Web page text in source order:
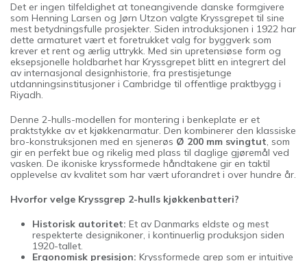
Det er ingen tilfeldighet at toneangivende danske formgivere
som Henning Larsen og Jørn Utzon valgte Kryssgrepet til sine
mest betydningsfulle prosjekter. Siden introduksjonen i 1922 har
dette armaturet vært et foretrukket valg for byggverk som
krever et rent og ærlig uttrykk. Med sin upretensiøse form og
eksepsjonelle holdbarhet har Kryssgrepet blitt en integrert del
av internasjonal designhistorie, fra prestisjetunge
utdanningsinstitusjoner i Cambridge til offentlige praktbygg i
Riyadh.
Denne 2-hulls-modellen for montering i benkeplate er et
praktstykke av et kjøkkenarmatur. Den kombinerer den klassiske
bro-konstruksjonen med en sjenerøs Ø 200 mm svingtut, som
gir en perfekt bue og rikelig med plass til daglige gjøremål ved
vasken. De ikoniske kryssformede håndtakene gir en taktil
opplevelse av kvalitet som har vært uforandret i over hundre år.
Hvorfor velge Kryssgrep 2-hulls kjøkkenbatteri?
Historisk autoritet: Et av Danmarks eldste og mest
respekterte designikoner, i kontinuerlig produksjon siden
1920-tallet.
Ergonomisk presisjon: Kryssformede grep som er intuitive